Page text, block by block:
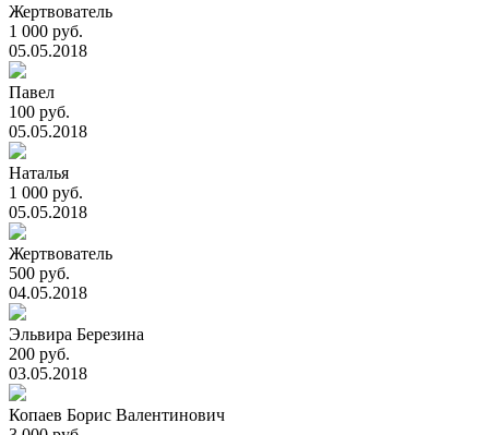
Жертвователь
1 000 руб.
05.05.2018
Павел
100 руб.
05.05.2018
Наталья
1 000 руб.
05.05.2018
Жертвователь
500 руб.
04.05.2018
Эльвира Березина
200 руб.
03.05.2018
Копаев Борис Валентинович